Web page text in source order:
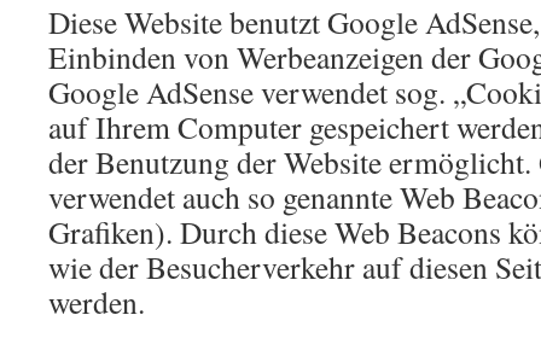
Diese Website benutzt Google
Einbinden von Werbeanzeigen der
Google AdSense verwendet sog.
auf Ihrem Computer gespeichert
der Benutzung der Website ermöglicht.
verwendet auch so genannte Web
Grafiken). Durch diese Web Beacons
wie der Besucherverkehr auf diesen
werden.